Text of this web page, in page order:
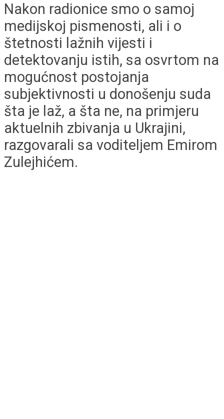
Nakon radionice smo o samoj
medijskoj pismenosti, ali i o
štetnosti lažnih vijesti i
detektovanju istih, sa osvrtom na
mogućnost postojanja
subjektivnosti u donošenju suda
šta je laž, a šta ne, na primjeru
aktuelnih zbivanja u Ukrajini,
razgovarali sa voditeljem Emirom
Zulejhićem.